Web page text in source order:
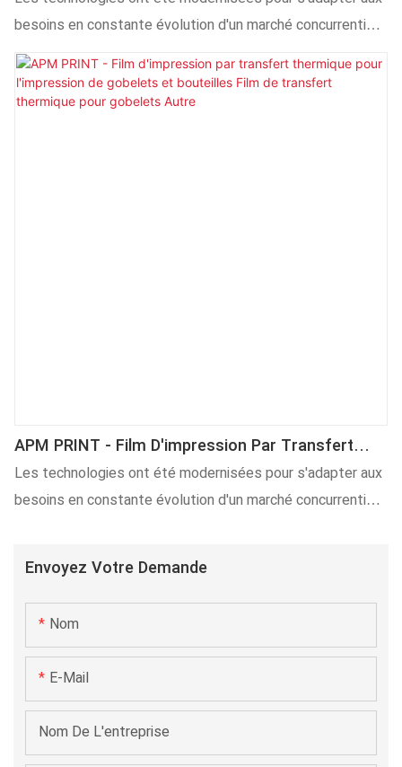
Envoyez Votre Demande
Nom
E-Mail
Nom De L'entreprise
besoins en constante évolution d'un marché concurrentiel.
Grâce aux progrès des technologies de fabrication, les
performances des lampes UV pour métaux ont
considérablement augmenté, ce qui a eu un impact
APM PRINT - Film D'impression Par Transfert
Thermique Pour L'impression De Gobelets Et
Bouteilles Film De Transfert Thermique Pour
Les technologies ont été modernisées pour s'adapter aux
besoins en constante évolution d'un marché concurrentiel.
thermique pour bouteilles et gobelets ont
considérablement augmenté. Leur impact sur le marché
des papiers et films transfert est considérable.